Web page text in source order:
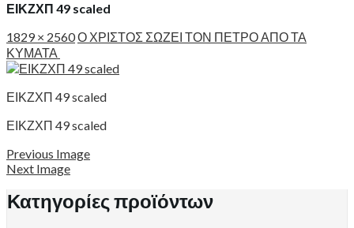
ΕΙΚΖΧΠ 49 scaled
1829 × 2560Ο ΧΡΙΣΤΟΣ ΣΩΖΕΙ ΤΟΝ ΠΕΤΡΟ ΑΠΟ ΤΑ
ΚΥΜΑΤΑ
ΕΙΚΖΧΠ 49 scaled
ΕΙΚΖΧΠ 49 scaled
Previous Image
Next Image
Κατηγορίες προϊόντων